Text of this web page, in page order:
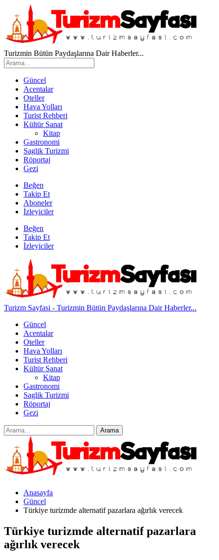
Turizmin Bütün Paydaşlarına Dair Haberler...
Güncel
Acentalar
Oteller
Hava Yolları
Turist Rehberi
Kültür Sanat
Kitap
Gastronomi
Saglik Turizmi
Röportaj
Gezi
Beğen
Takip Et
Aboneler
İzleyiciler
Beğen
Takip Et
İzleyiciler
Turizm Sayfasi - Turizmin Bütün Paydaşlarına Dair Haberler...
Güncel
Acentalar
Oteller
Hava Yolları
Turist Rehberi
Kültür Sanat
Kitap
Gastronomi
Saglik Turizmi
Röportaj
Gezi
Anasayfa
Güncel
Türkiye turizmde alternatif pazarlara ağırlık verecek
Türkiye turizmde alternatif pazarlara
ağırlık verecek